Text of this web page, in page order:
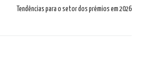
Tendências para o setor dos prémios em 2026